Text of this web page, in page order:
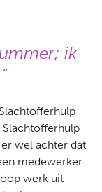
ik
Slachtofferhulp
wel achter dat
medewerker
werk uit